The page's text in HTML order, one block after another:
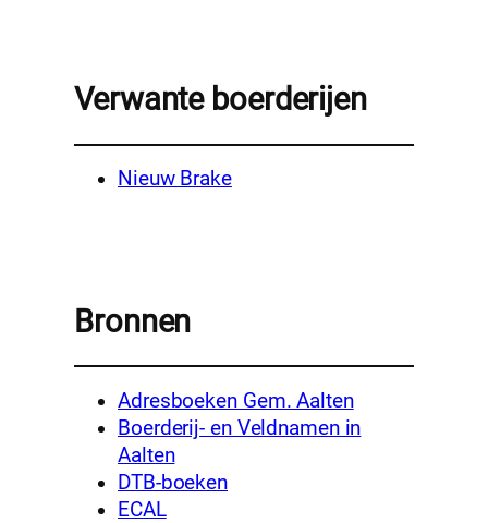
Verwante boerderijen
Nieuw Brake
Bronnen
Adresboeken Gem. Aalten
Boerderij- en Veldnamen in
Aalten
DTB-boeken
ECAL